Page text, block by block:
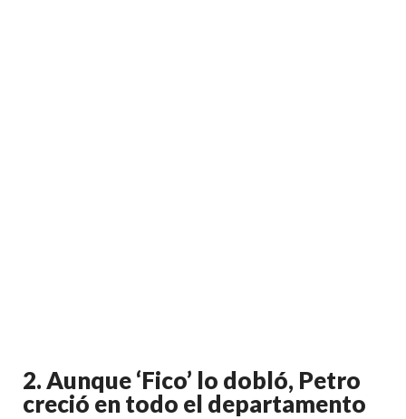
2.Aunque ‘Fico’ lo dobló, Petro
creció en todo el departamento